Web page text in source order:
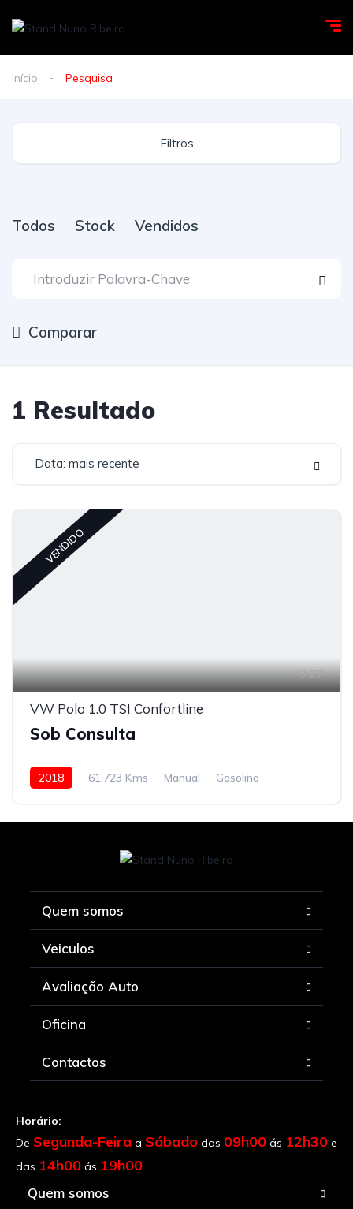
Início Pesquisa
Filtros
Todos Stock Vendidos
Comparar
1 Resultado
Data: mais recente
VENDIDO
27
VW Polo 1.0 TSI Confortline
Sob Consulta
2018 61,723 Kms Manual Gasolina
Quem somos
Veiculos
Avaliação Auto
Oficina
Contactos
Horário:
De Segunda-Feira a Sábado das 09h00 ás 12h30 e
das 14h00 ás 19h00
Quem somos